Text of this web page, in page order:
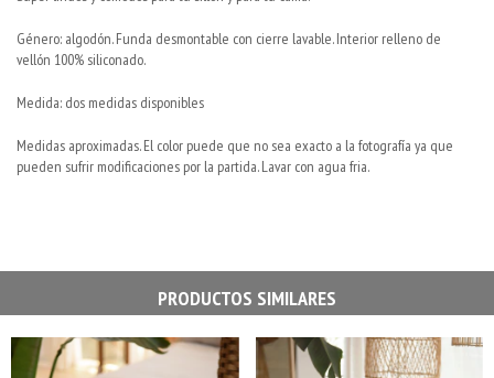
Género: algodón. Funda desmontable con cierre lavable. Interior relleno de
vellón 100% siliconado.
Medida: dos medidas disponibles
Medidas aproximadas. El color puede que no sea exacto a la fotografía ya que
pueden sufrir modificaciones por la partida. Lavar con agua fria.
PRODUCTOS SIMILARES